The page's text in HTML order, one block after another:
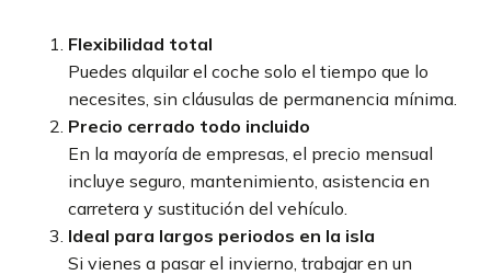
Flexibilidad total
Puedes alquilar el coche solo el tiempo que lo
necesites, sin cláusulas de permanencia mínima.
Precio cerrado todo incluido
En la mayoría de empresas, el precio mensual
incluye seguro, mantenimiento, asistencia en
carretera y sustitución del vehículo.
Ideal para largos periodos en la isla
Si vienes a pasar el invierno, trabajar en un